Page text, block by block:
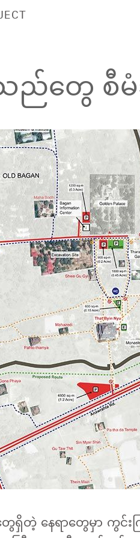
ည်တွေ စီမံ
ရှိတဲ့ နေရာတွေမှာ ကွင်း